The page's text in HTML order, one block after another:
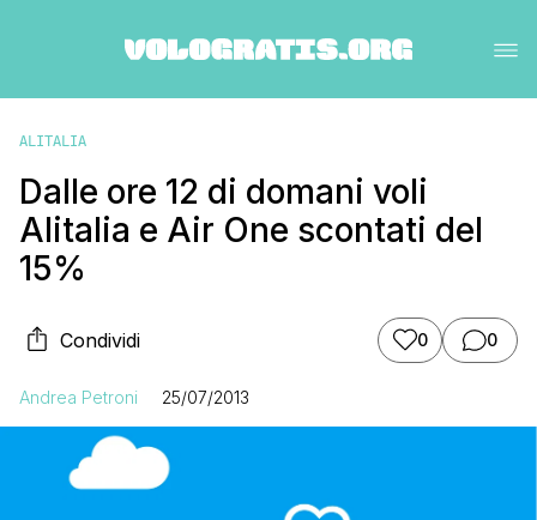
ALITALIA
Dalle ore 12 di domani voli
Alitalia e Air One scontati del
15%
Condividi 0 0
Andrea Petroni 25/07/2013